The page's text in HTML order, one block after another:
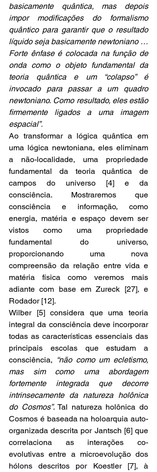
basicamente quântica, mas depois
impor modificações do formalismo
quântico para garantir que o resultado
líquido seja basicamente newtoniano …
Forte ênfase é colocada na função de
onda como o objeto fundamental da
teoria quântica e um “colapso” é
invocado para passar a um quadro
newtoniano. Como resultado, eles estão
firmemente ligados a uma imagem
espacial”.
Ao transformar a lógica quântica em
uma lógica newtoniana, eles eliminam
a não-localidade, uma propriedade
fundamental da teoria quântica de
campos do universo [4] e da
consciência. Mostraremos que
consciência e informação, como
energia, matéria e espaço devem ser
vistos como uma propriedade
fundamental do universo,
proporcionando uma nova
compreensão da relação entre vida e
matéria física como veremos mais
adiante com base em Zureck [27], e
Rodador [12].
Wilber [5] considera que uma teoria
integral da consciência deve incorporar
todas as características essenciais das
principais escolas que estudam a
consciência, “não como um ecletismo,
mas sim como uma abordagem
fortemente integrada que decorre
intrinsecamente da natureza holônica
do Cosmos”. Tal natureza holônica do
Cosmos é baseada na holoarquia auto-
organizada descrita por Jantsch [6] que
correlaciona as interações co-
evolutivas entre a microevolução dos
hólons descritos por Koestler [7], à